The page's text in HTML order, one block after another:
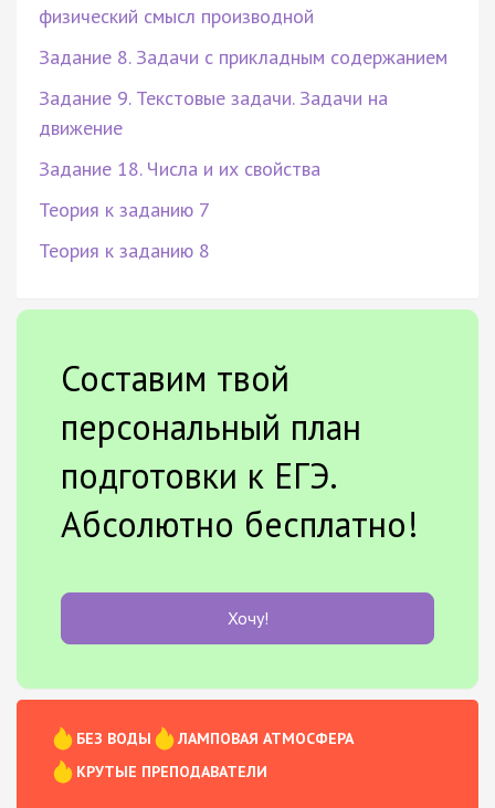
физический смысл производной
Задание 8. Задачи с прикладным содержанием
Задание 9. Текстовые задачи. Задачи на
движение
Задание 18. Числа и их свойства
Теория к заданию 7
Теория к заданию 8
Составим твой
персональный план
подготовки к ЕГЭ.
Абсолютно бесплатно!
Хочу!
БЕЗ ВОДЫ
ЛАМПОВАЯ АТМОСФЕРА
КРУТЫЕ ПРЕПОДАВАТЕЛИ